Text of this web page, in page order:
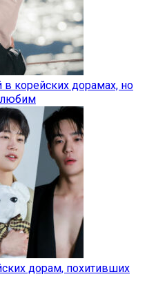
корейских дорамах, но
любим
дорам, похитивших